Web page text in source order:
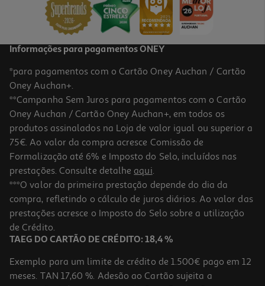
14,99 €
5.0
Porta Rolos Actuel Inox Ø15x41cm
7.99 €/un
7,99 €
Informações para pagamentos ONEY
*para pagamentos com o Cartão Oney Auchan / Cartão
Oney Auchan+.
**Campanha Sem Juros para pagamentos com o Cartão
Oney Auchan / Cartão Oney Auchan+, em todos os
produtos assinalados na Loja de valor igual ou superior a
75€. Ao valor da compra acresce Comissão de
Formalização até 6% e Imposto do Selo, incluídos nas
prestações. Consulte detalhe aqui.
***O valor da primeira prestação depende do dia da
compra, refletindo o cálculo de juros diários. Ao valor das
prestações acresce o Imposto do Selo sobre a utilização
de Crédito.
TAEG DO CARTÃO DE CRÉDITO: 18,4 %
Exemplo para um limite de crédito de 1.500€ pago em 12
meses. TAN 17,60 %. Adesão ao Cartão sujeita a